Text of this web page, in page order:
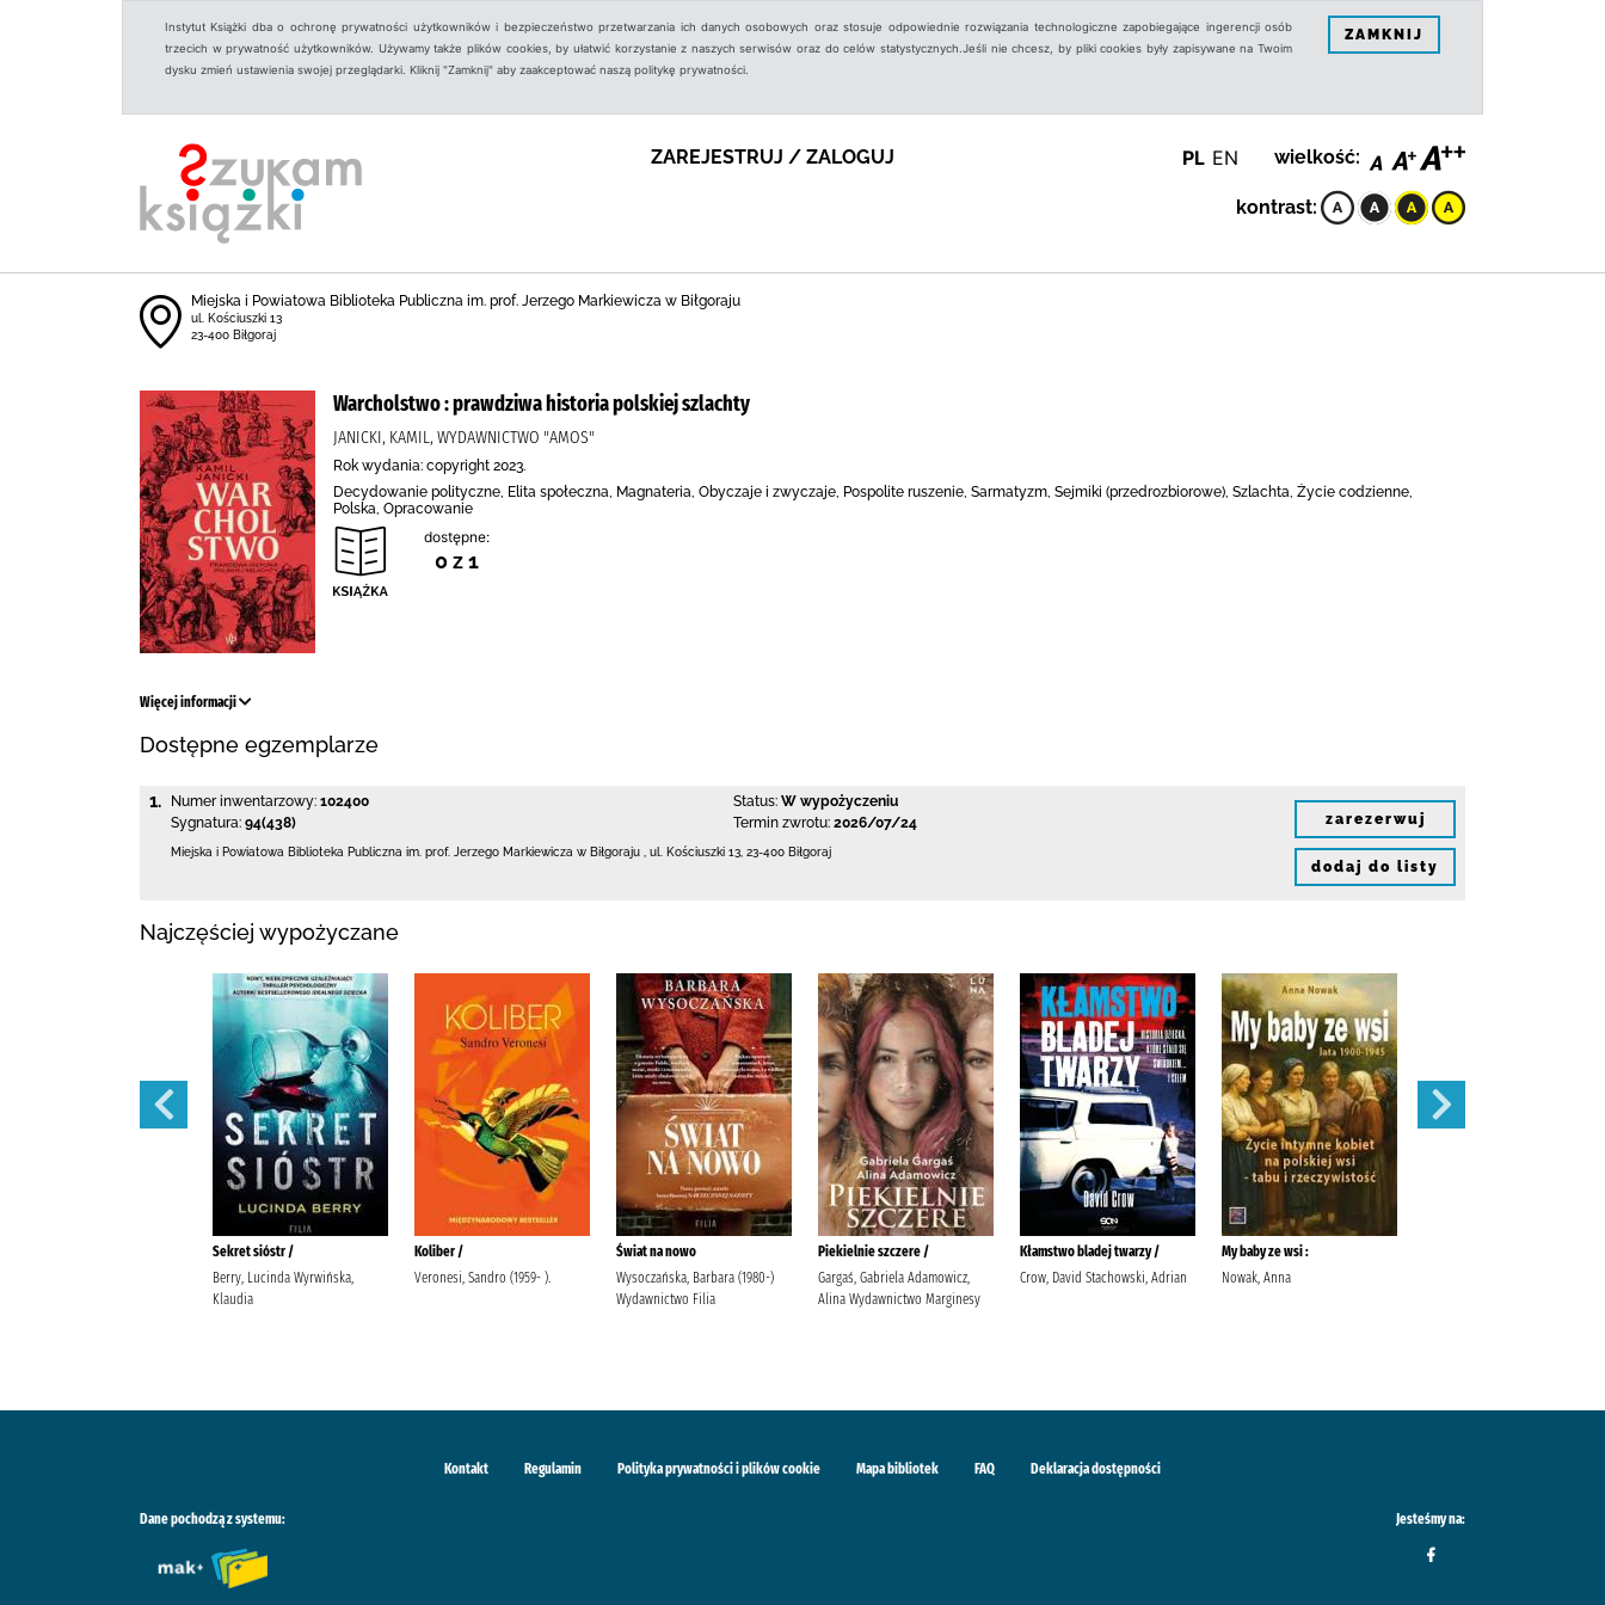
Instytut Książki dba o ochronę prywatności użytkowników i bezpieczeństwo przetwarzania ich danych osobowych oraz stosuje odpowiednie rozwiązania technologiczne zapobiegające ingerencji osób
trzecich w prywatność użytkowników. Używamy także plików cookies, by ułatwić korzystanie z naszych serwisów oraz do celów statystycznych.Jeśli nie chcesz, by pliki cookies były zapisywane na Twoim
dysku zmień ustawienia swojej przeglądarki. Kliknij "Zamknij" aby zaakceptować naszą politykę prywatności.
ZAMKNIJ
ZAREJESTRUJ / ZALOGUJ PL EN wielkość:
kontrast:
Miejska i Powiatowa Biblioteka Publiczna im. prof. Jerzego Markiewicza w Biłgoraju
ul. Kościuszki 13
23-400 Biłgoraj
Warcholstwo : prawdziwa historia polskiej szlachty
JANICKI, KAMIL, WYDAWNICTWO "AMOS"
Rok wydania: copyright 2023.
Decydowanie polityczne, Elita społeczna, Magnateria, Obyczaje i zwyczaje, Pospolite ruszenie, Sarmatyzm, Sejmiki (przedrozbiorowe), Szlachta, Życie codzienne,
Polska, Opracowanie
dostępne:
0 z 1
Więcej informacji
Dostępne egzemplarze
1. Numer inwentarzowy: 102400
Sygnatura: 94(438)
Status: W wypożyczeniu
Termin zwrotu: 2026/07/24
Miejska i Powiatowa Biblioteka Publiczna im. prof. Jerzego Markiewicza w Biłgoraju ul. Kościuszki 13 23-400 Biłgoraj
zarezerwuj
dodaj do listy
Najczęściej wypożyczane
Sekret sióstr /
Berry, Lucinda Wyrwińska,
Klaudia
Koliber /
Veronesi, Sandro (1959- ).
Świat na nowo
Wysoczańska, Barbara (1980-)
Wydawnictwo Filia
Piekielnie szczere /
Gargaś, Gabriela Adamowicz,
Alina Wydawnictwo Marginesy
Kłamstwo bladej twarzy /
Crow, David Stachowski, Adrian
My baby ze wsi :
Nowak, Anna
Kontakt Regulamin Polityka prywatności i plików cookie Mapa bibliotek FAQ Deklaracja dostępności
Dane pochodzą z systemu: Jesteśmy na: